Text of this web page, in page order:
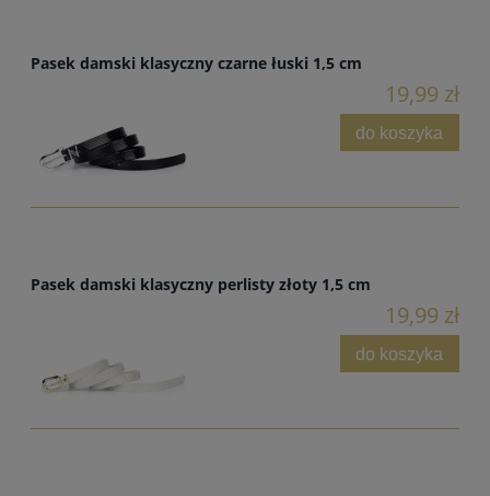
Pasek damski klasyczny czarne łuski 1,5 cm
19,99 zł
do koszyka
Pasek damski klasyczny perlisty złoty 1,5 cm
19,99 zł
do koszyka